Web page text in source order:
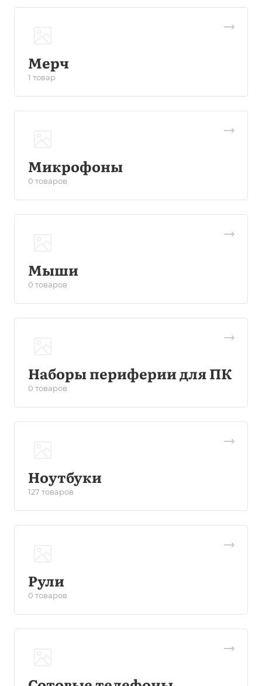
Мерч
1 товар
Микрофоны
0 товаров
Мыши
0 товаров
Наборы периферии для ПК
0 товаров
Ноутбуки
127 товаров
Рули
0 товаров